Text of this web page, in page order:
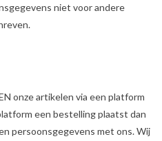
niet voor andere
onze artikelen via een platform
een bestelling plaatst dan
persoonsgegevens met ons. Wij